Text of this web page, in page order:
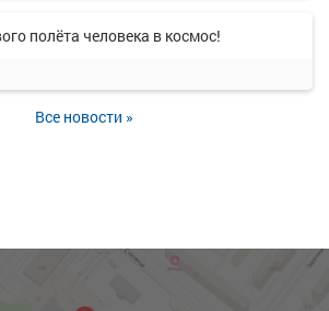
полёта человека в космос!
Все новости »